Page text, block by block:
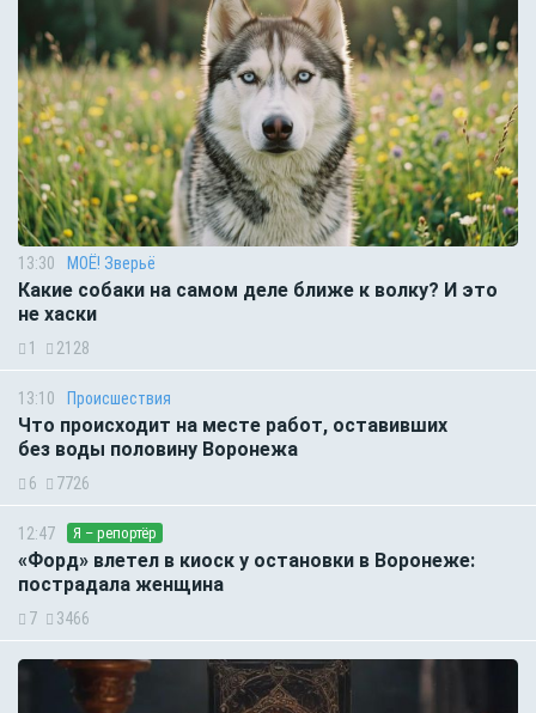
13:30 МОЁ! Зверьё
Какие собаки на самом деле ближе к волку? И это
не хаски
1 2128
13:10 Происшествия
Что происходит на месте работ, оставивших
без воды половину Воронежа
6 7726
12:47 Я – репортёр
«Форд» влетел в киоск у остановки в Воронеже:
пострадала женщина
7 3466